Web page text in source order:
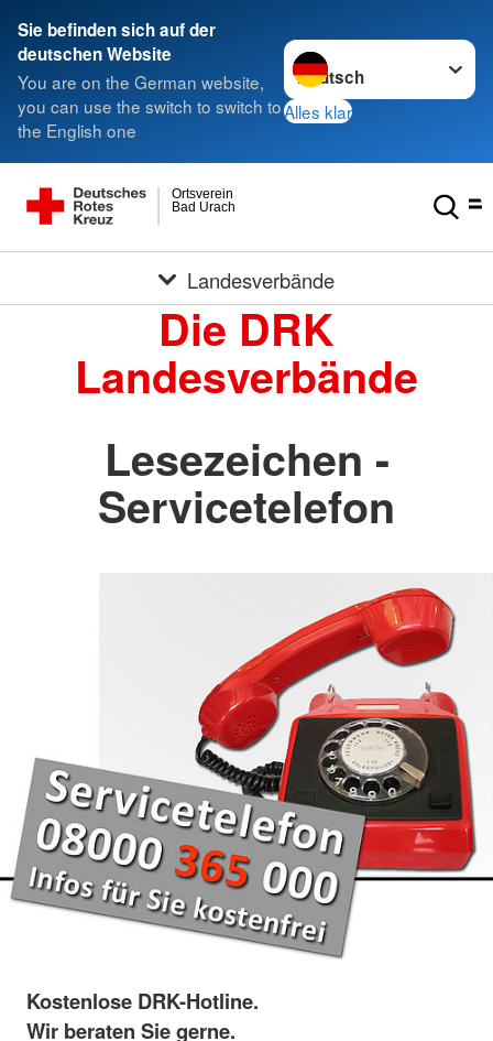
Sie befinden sich auf der
deutschen Website
You are on the German website,
you can use the switch to switch to
the English one
Sprache wechseln zu
Alles klar
Bad Urach
Ortsverein
Landesverbände
Die DRK
Landesverbände
Lesezeichen -
Servicetelefon
Kostenlose DRK-Hotline.
Wir beraten Sie gerne.